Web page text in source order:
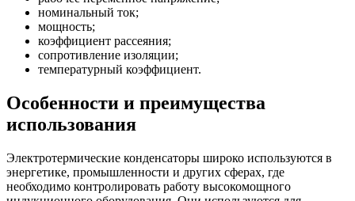
номинальный ток;
мощность;
коэффициент рассеяния;
сопротивление изоляции;
температурный коэффициент.
Особенности и преимущества
использования
Электротермические конденсаторы широко используются в
энергетике, промышленности и других сферах, где
необходимо контролировать работу высокомощного